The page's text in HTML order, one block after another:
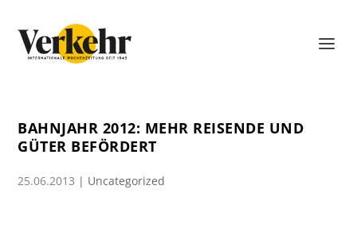
BAHNJAHR 2012: MEHR REISENDE UND
GÜTER BEFÖRDERT
25.06.2013 | Uncategorized